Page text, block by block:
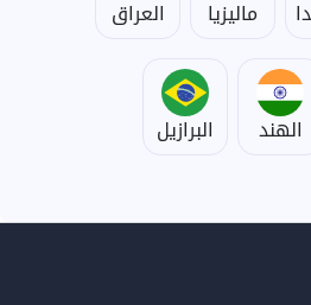
ماليزيا العراق
الهند البرازيل